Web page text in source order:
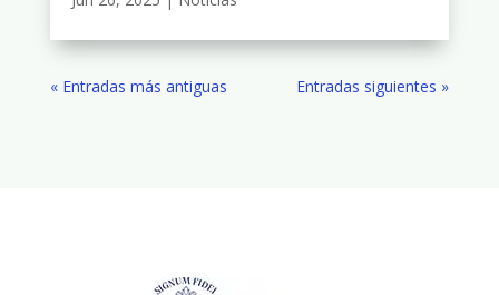
« Entradas más antiguas Entradas siguientes »